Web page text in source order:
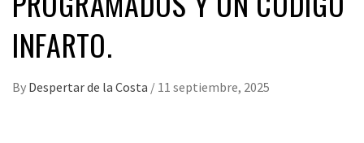
INFARTO.
By Despertar de la Costa / 11 septiembre, 2025